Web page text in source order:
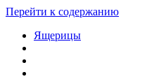
Перейти к содержанию
Ящерицы